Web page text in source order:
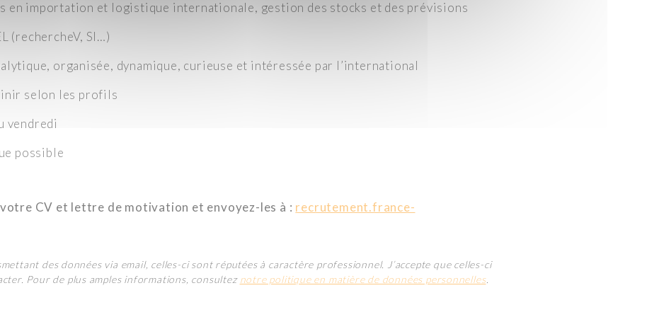
en importation et logistique internationale, gestion des stocks et des prévisions
(rechercheV, SI…)
organisée, dynamique, curieuse et intéressée par l’international
selon les profils
vendredi
possible
CV et lettre de motivation et envoyez-les à : recrutement.france-
des données via email, celles-ci sont réputées à caractère professionnel. J’accepte que celles-ci
Pour de plus amples informations, consultez notre politique en matière de données personnelles.